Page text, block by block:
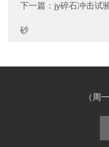
下一篇： jy碎石冲击试
砂
（周